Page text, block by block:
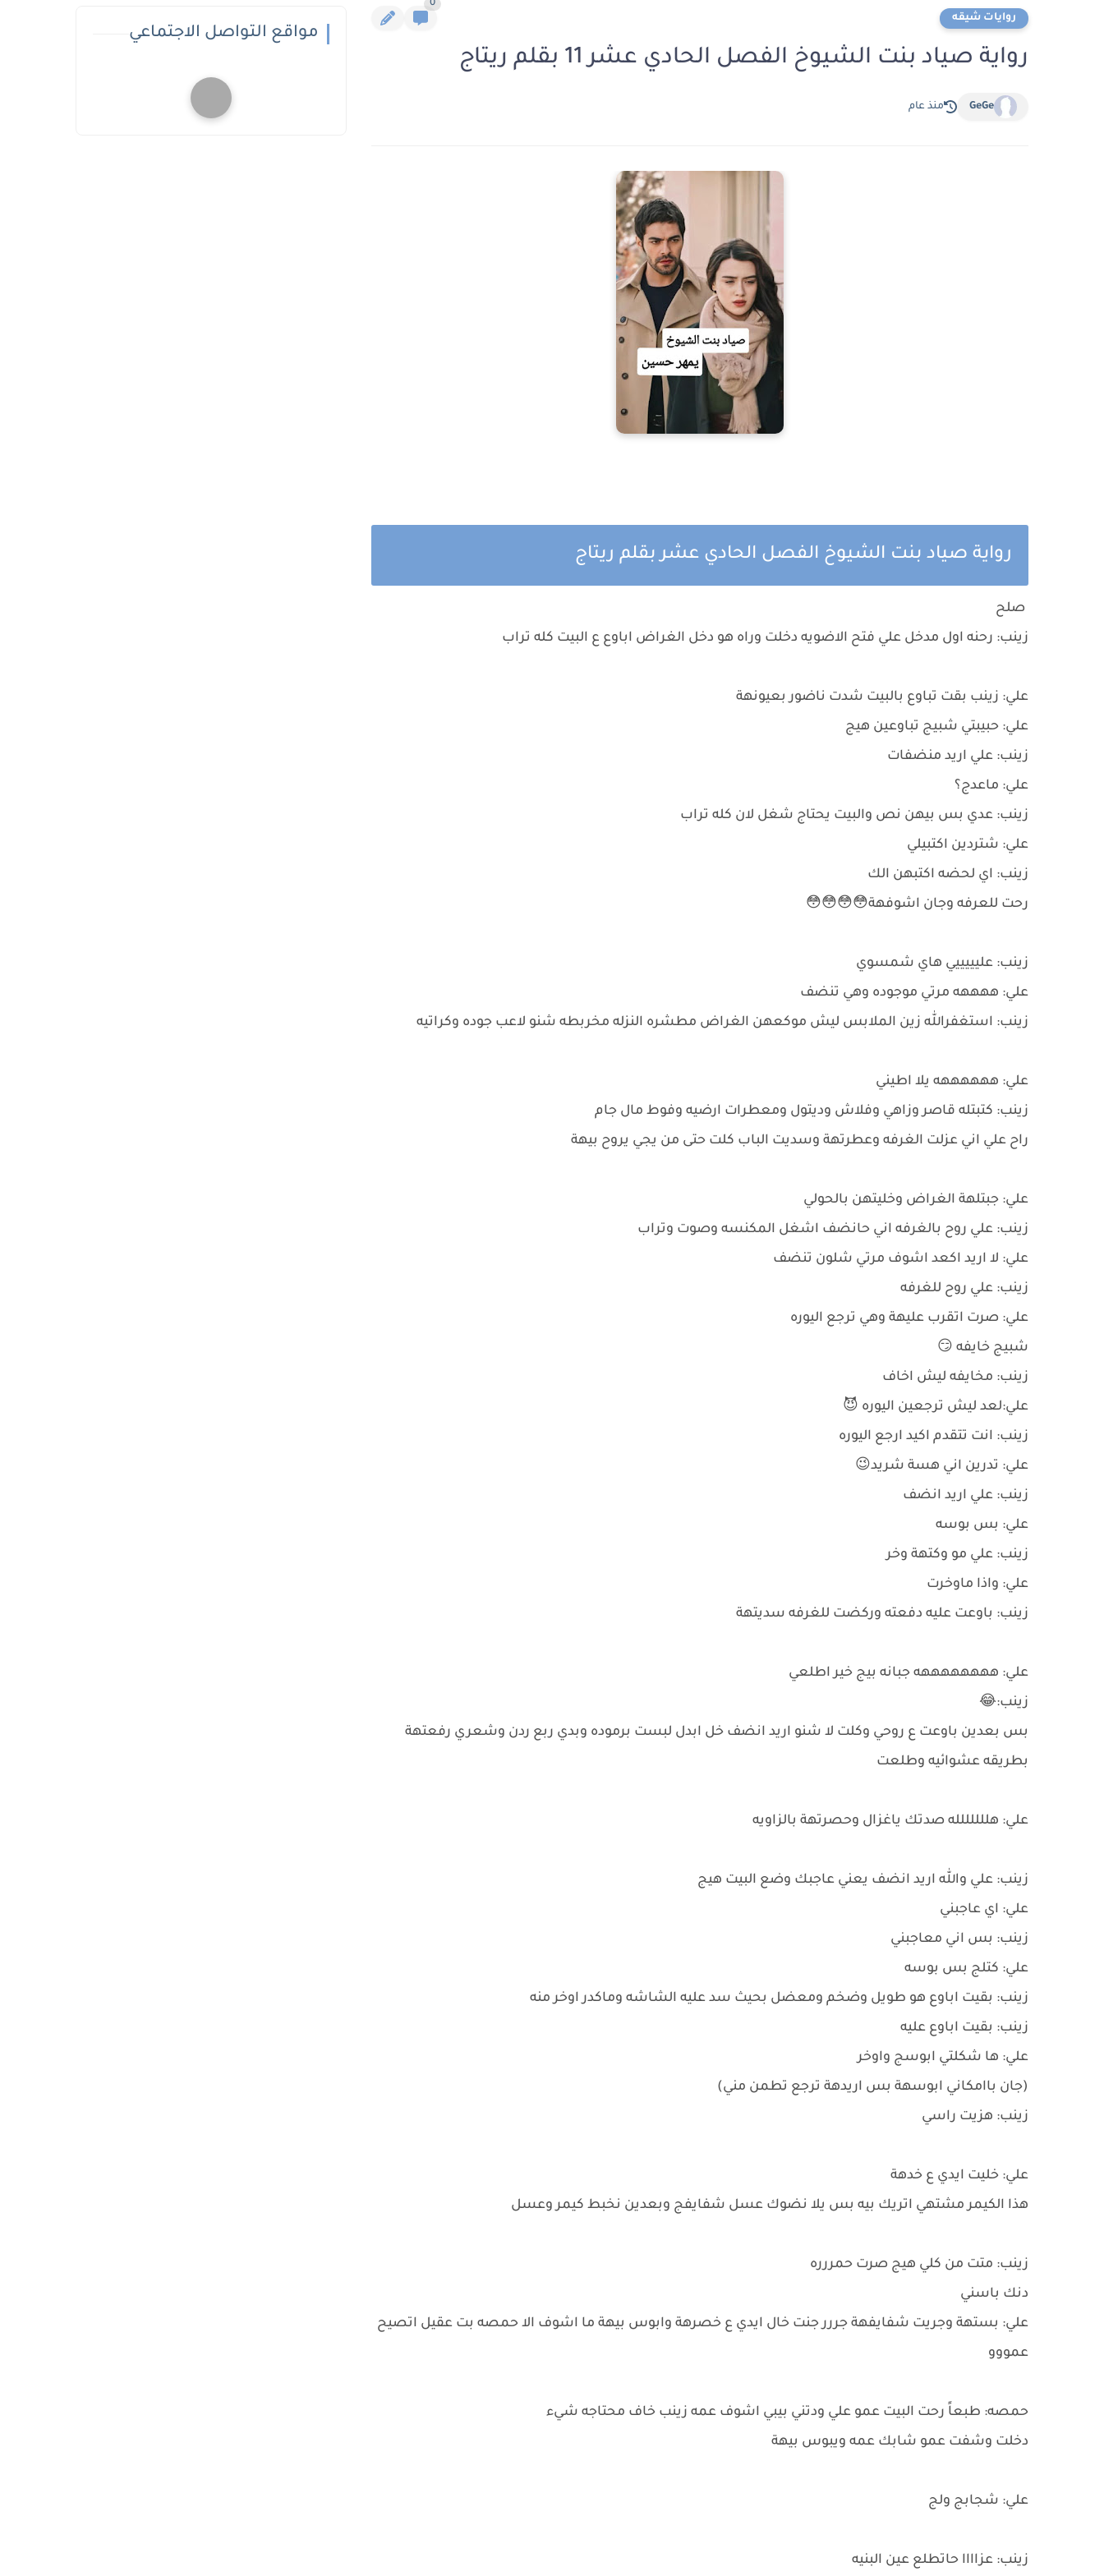
روايات شيقه
0
رواية صياد بنت الشيوخ الفصل الحادي عشر 11 بقلم ريتاج
GeGe منذ عام
رواية صياد بنت الشيوخ الفصل الحادي عشر بقلم ريتاج
صلح
زينب: رحنه اول مدخل علي فتح الاضويه دخلت وراه هو دخل الغراض اباوع ع البيت كله تراب
علي: زينب بقت تباوع بالبيت شدت ناضور بعيونهة
علي: حبيبتي شبيج تباوعين هيج
زينب: علي اريد منضفات
علي: ماعدج؟
زينب: عدي بس بيهن نص والبيت يحتاج شغل لان كله تراب
علي: شتردين اكتبيلي
زينب: اي لحضه اكتبهن الك
رحت للعرفه وجان اشوفهة😳😳😳😳
زينب: عليييييي هاي شمسوي
علي: ههههه مرتي موجوده وهي تنضف
زينب: استغفرالله زين الملابس ليش موكعهن الغراض مطشره النزله مخربطه شنو لاعب جوده وكراتيه
علي: ههههههه يلا اطيني
زينب: كتبتله قاصر وزاهي وفلاش وديتول ومعطرات ارضيه وفوط مال جام
راح علي اني عزلت الغرفه وعطرتهة وسديت الباب كلت حتى من يجي يروح بيهة
علي: جبتلهة الغراض وخليتهن بالحولي
زينب: علي روح بالغرفه اني حانضف اشغل المكنسه وصوت وتراب
علي: لا اريد اكعد اشوف مرتي شلون تنضف
زينب: علي روح للغرفه
علي: صرت اتقرب عليهة وهي ترجع اليوره
شبيج خايفه 😏
زينب: مخايفه ليش اخاف
علي:لعد ليش ترجعين اليوره 😈
زينب: انت تتقدم اكيد ارجع اليوره
علي: تدرين اني هسة شريد😉
زينب: علي اريد انضف
علي: بس بوسه
زينب: علي مو وكتهة وخر
علي: واذا ماوخرت
زينب: باوعت عليه دفعته وركضت للغرفه سديتهة
علي: ههههههههه جبانه بيج خير اطلعي
زينب:😂
بس بعدين باوعت ع روحي وكلت لا شنو اريد انضف خل ابدل لبست برموده وبدي ربع ردن وشعري رفعتهة
بطريقه عشوائيه وطلعت
علي: هللللللله صدتك ياغزال وحصرتهة بالزاويه
زينب: علي والله اريد انضف يعني عاجبك وضع البيت هيج
علي: اي عاجبني
زينب: بس اني معاجبني
علي: كتلج بس بوسه
زينب: بقيت اباوع هو طويل وضخم ومعضل بحيث سد عليه الشاشه وماكدر اوخر منه
زينب: بقيت اباوع عليه
علي: ها شكلتي ابوسج واوخر
(جان باامكاني ابوسهة بس اريدهة ترجع تطمن مني)
زينب: هزيت راسي
علي: خليت ايدي ع خدهة
هذا الكيمر مشتهي اتريك بيه بس يلا نضوك عسل شفايفج وبعدين نخبط كيمر وعسل
زينب: متت من كلي هيج صرت حمررره
دنك باسني
علي: بستهة وجريت شفايفهة جررر جنت خال ايدي ع خصرهة وابوس بيهة ما اشوف الا حمصه بت عقيل اتصيح
عمووو
حمصه: طبعاً رحت البيت عمو علي ودتني بيبي اشوف عمه زينب خاف محتاجه شيء
دخلت وشفت عمو شابك عمه ويبوس بيهة
علي: شجابج ولج
زينب: عزاااا حاتطلع عين البنيه
مواقع التواصل الاجتماعي